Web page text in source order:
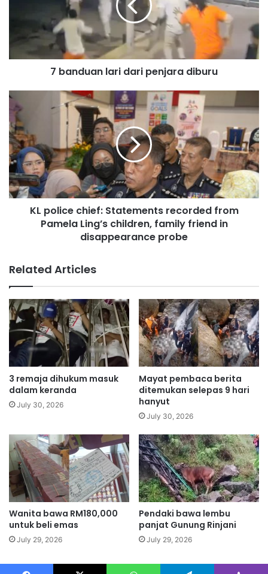
n
l
i
a
r
i
p
e
n
j
b
u
r
u
7 banduan lari dari penjara diburu
K
p
o
l
i
c
e
c
S
t
a
t
e
m
t
s
r
o
r
d
e
d
r
o
m
a
KL police chief: Statements recorded from
Pamela Ling’s children, family friend in
disappearance probe
Related Articles
3 remaja dihukum masuk
dalam keranda
July 30, 2026
Mayat pembaca berita
ditemukan selepas 9 hari
hanyut
July 30, 2026
Wanita bawa RM180,000
untuk beli emas
July 29, 2026
Pendaki bawa lembu
panjat Gunung Rinjani
July 29, 2026